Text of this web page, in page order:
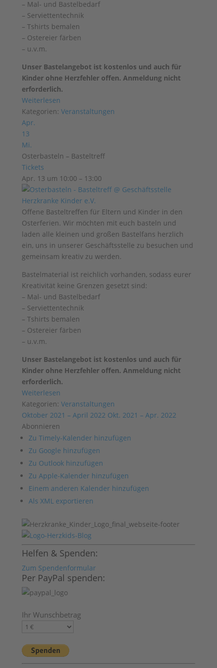
– Mal- und Bastelbedarf
– Serviettentechnik
– Tshirts bemalen
– Ostereier färben
– u.v.m.
Unser Bastelangebot ist kostenlos und auch für
Kinder ohne Herzfehler offen. Anmeldung nicht
erforderlich.
Weiterlesen
Kategorien: Veranstaltungen
Apr.
13
Mi.
Osterbasteln – Basteltreff
Tickets
Apr. 13 um 10:00 – 13:00
Offene Basteltreffen für Eltern und Kinder in den
Osterferien. Wir möchten mit euch basteln und
laden alle kleinen und großen Bastelfans herzlich
ein, uns in unserer Geschäftsstelle zu besuchen und
gemeinsam kreativ zu werden.
Bastelmaterial ist reichlich vorhanden, sodass eurer
Kreativität keine Grenzen gesetzt sind:
– Mal- und Bastelbedarf
– Serviettentechnik
– Tshirts bemalen
– Ostereier färben
– u.v.m.
Unser Bastelangebot ist kostenlos und auch für
Kinder ohne Herzfehler offen. Anmeldung nicht
erforderlich.
Weiterlesen
Kategorien: Veranstaltungen
Oktober 2021 – April 2022 Okt. 2021 – Apr. 2022
Abonnieren
Zu Timely-Kalender hinzufügen
Zu Google hinzufügen
Zu Outlook hinzufügen
Zu Apple-Kalender hinzufügen
Einem anderen Kalender hinzufügen
Als XML exportieren
Helfen & Spenden:
Zum Spendenformular
Per PayPal spenden:
Ihr Wunschbetrag